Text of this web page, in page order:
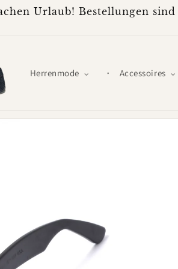
Urlaub! Bestellungen
Herrenmode Accessoires